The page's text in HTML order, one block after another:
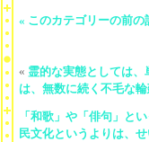
« このカテゴリーの前の
« 霊的な実態としては
は、無数に続く不毛な
「和歌」や「俳句」と
民文化というよりは、